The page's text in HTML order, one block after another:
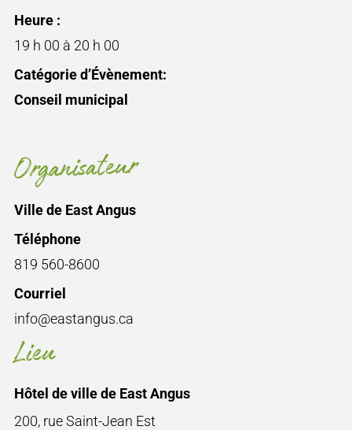
Heure :
19 h 00 à 20 h 00
Catégorie d’Évènement:
Conseil municipal
Lieu
Hôtel de ville de East Angus
200, rue Saint-Jean Est
Organisateur
Ville de East Angus
Téléphone
819 560-8600
Courriel
info@eastangus.ca